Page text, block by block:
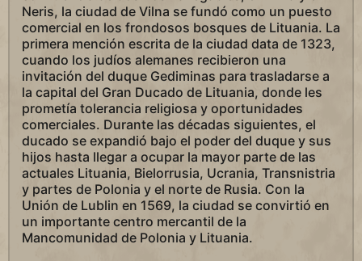
Neris, la ciudad de Vilna se fundó como un puesto
comercial en los frondosos bosques de Lituania. La
primera mención escrita de la ciudad data de 1323,
cuando los judíos alemanes recibieron una
invitación del duque Gediminas para trasladarse a
la capital del Gran Ducado de Lituania, donde les
prometía tolerancia religiosa y oportunidades
comerciales. Durante las décadas siguientes, el
ducado se expandió bajo el poder del duque y sus
hijos hasta llegar a ocupar la mayor parte de las
actuales Lituania, Bielorrusia, Ucrania, Transnistria
y partes de Polonia y el norte de Rusia. Con la
Unión de Lublin en 1569, la ciudad se convirtió en
un importante centro mercantil de la
Mancomunidad de Polonia y Lituania.